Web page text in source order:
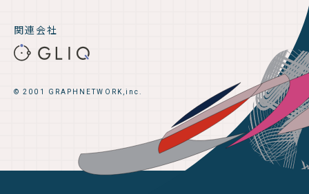
関連会社
© 2001 GRAPHNETWORK,inc.